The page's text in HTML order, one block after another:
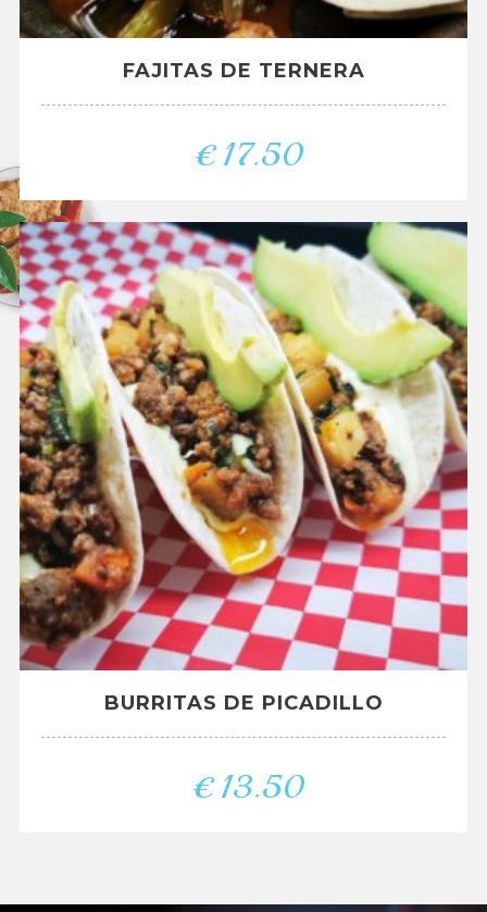
FAJITAS DE TERNERA
€17.50
BURRITAS DE PICADILLO
€13.50